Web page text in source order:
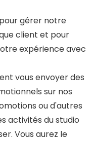
gérer notre
client et pour
expérience avec
vous envoyer des
sur nos
ou d'autres
activités du studio
Vous aurez le